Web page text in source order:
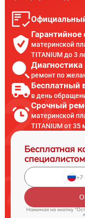
материнской
TITANIUM до 3
Диагностика
ремонт по
Бесплатный
в день
Срочный
материнской
TITANIUM от 35
Бесплатная
специалистом
Нажимая на кнопку